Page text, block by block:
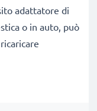
adattatore di
o in auto, può